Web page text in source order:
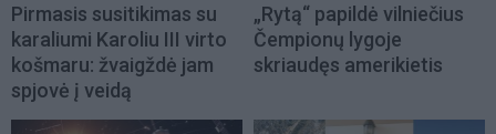
Pirmasis susitikimas su
karaliumi Karoliu III virto
košmaru: žvaigždė jam
spjovė į veidą
„Rytą“ papildė vilniečius
Čempionų lygoje
skriaudęs amerikietis